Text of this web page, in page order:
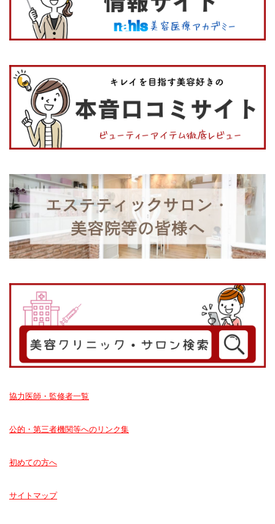
協力医師・監修者一覧
公的・第三者機関等へのリンク集
初めての方へ
サイトマップ